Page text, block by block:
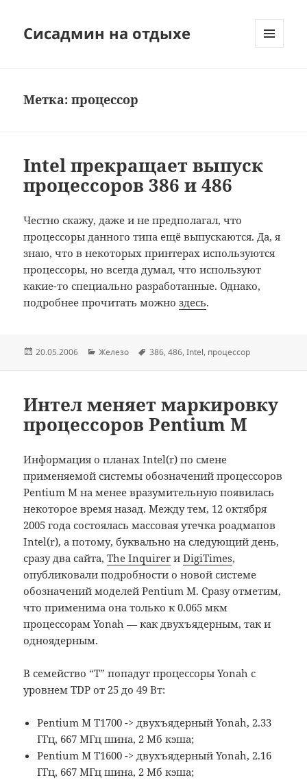
Сисадмин на отдыхе
Метка:процессор
Intel прекращает выпуск
процессоров 386 и 486
Честно скажу, даже и не предполагал, что
процессоры данного типа ещё выпускаются. Да, я
знаю, что в некоторых принтерах используются
процессоры, но всегда думал, что используют
какие-то специально разработанные. Однако,
подробнее прочитать можноздесь.
Опубликовано
20.05.2006 Рубрики
Железо Метки
386,486,Intel, процессор
Интел меняет маркировку
процессоров Pentium M
Информация о планах Intel(r) по смене
применяемой системы обозначений процессоров
Pentium M на менее вразумительную появилась
некоторое время назад. Между тем, 12 октября
2005 года состоялась массовая утечка роадмапов
Intel(r), а потому, буквально на следующий день,
сразу два сайта,The Inquirer иDigiTimes,
опубликовали подробности о новой системе
обозначений моделей Pentium M. Сразу отметим,
что применима она только к 0.065 мкм
процессорам Yonah — как двухъядерным, так и
одноядерным.
В семейство “T” попадут процессоры Yonah с
уровнем TDP от 25 до 49 Вт:
Pentium M T1700 -> двухъядерный Yonah, 2.33
ГГц, 667 МГц шина, 2 Мб кэша;
Pentium M T1600 -> двухъядерный Yonah, 2.16
ГГц, 667 МГц шина, 2 Мб кэша;